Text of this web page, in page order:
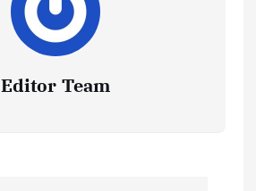
Editor Team